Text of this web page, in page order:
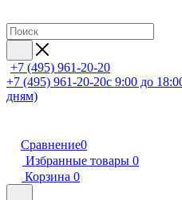
+7 (495) 961-20-20
+7 (495) 961-20-20с 9:00 до
дням)
Сравнение0
Избранные товары 0
Корзина 0